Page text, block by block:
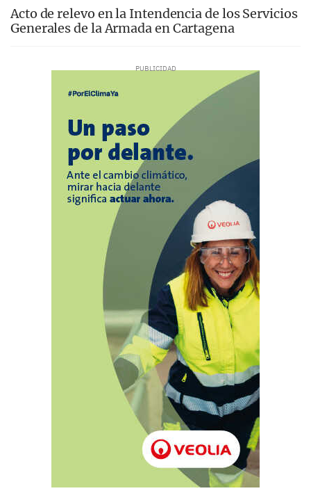
Acto de relevo en la Intendencia de los Servicios
Generales de la Armada en Cartagena